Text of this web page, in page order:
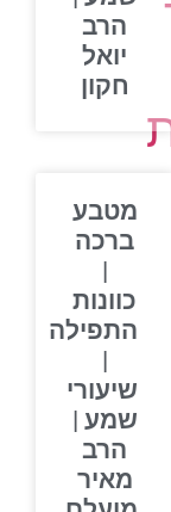
הרב
יואל
חקון
מטבע
ברכה
כוונות
התפילה
שיעורי
שמע |
הרב
מאיר